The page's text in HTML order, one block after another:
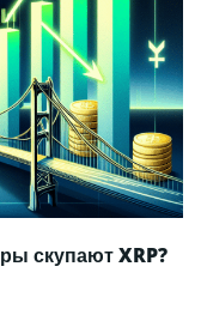
скупают XRP?